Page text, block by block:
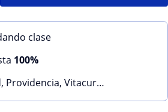
clase
100%
Santiago ciudad, Providencia, Vitacura, Peñalolen, La Reina, Las Condes, Ñuñoa